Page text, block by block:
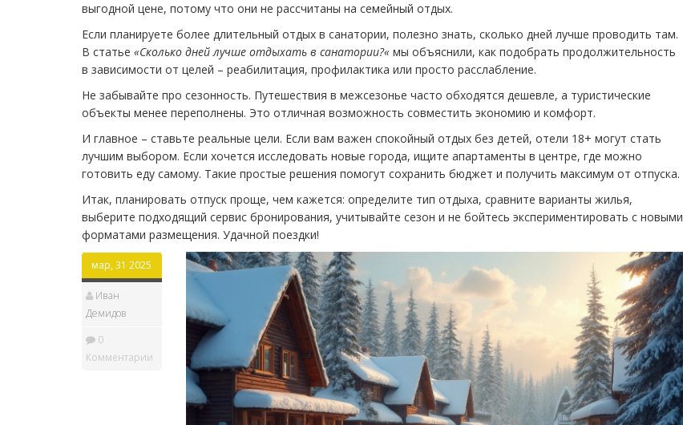
выгодной цене, потому что они не рассчитаны на семейный отдых.
Если планируете более длительный отдых в санатории, полезно знать, сколько дней лучше проводить там.
В статье «Сколько дней лучше отдыхать в санатории?« мы объяснили, как подобрать продолжительность
в зависимости от целей – реабилитация, профилактика или просто расслабление.
Не забывайте про сезонность. Путешествия в межсезонье часто обходятся дешевле, а туристические
объекты менее переполнены. Это отличная возможность совместить экономию и комфорт.
И главное – ставьте реальные цели. Если вам важен спокойный отдых без детей, отели 18+ могут стать
лучшим выбором. Если хочется исследовать новые города, ищите апартаменты в центре, где можно
готовить еду самому. Такие простые решения помогут сохранить бюджет и получить максимум от отпуска.
Итак, планировать отпуск проще, чем кажется: определите тип отдыха, сравните варианты жилья,
выберите подходящий сервис бронирования, учитывайте сезон и не бойтесь экспериментировать с новыми
форматами размещения. Удачной поездки!
мар, 31 2025
Иван
Демидов
0
Комментарии